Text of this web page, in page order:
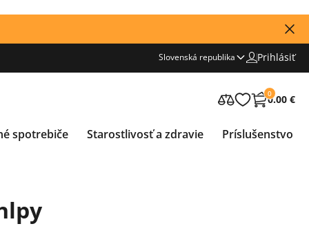
Slovenská republika Prihlásiť
0
0.00 €
spotrebiče Starostlivosť a zdravie Príslušenstvo